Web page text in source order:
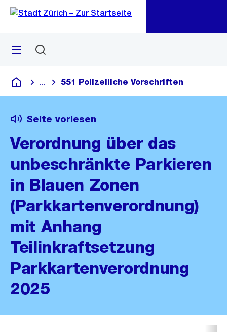
Navigation
Sprunglink
Menü
Deutsch
Blende alle Breadcrumbs ein
551 Polizeiliche Vorschriften
Seite vorlesen
Verordnung über das
unbeschränkte Parkieren
in Blauen Zonen
(Parkkartenverordnung)
mit Anhang
Teilinkraftsetzung
Parkkartenverordnung
2025